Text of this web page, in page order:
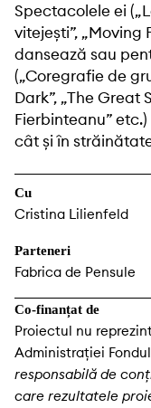
Spectacolele ei
vitejești”, „Moving
dansează sau
(„Coregrafie de
Dark”, „The
Fierbinteanu”
cât și în
Cu
Cristina Lilienfeld
Parteneri
Fabrica de Pensule
Co-finanțat de
Proiectul nu
Administrației
responsabilă de
care rezultatele